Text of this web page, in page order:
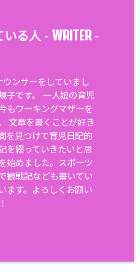
いる人 - WRITER-
ウンサーをしていまし
子です。 一人娘の育児
もワーキングマザーを
文章を書くことが好き
を見つけて育児日記的
を綴っていきたいと思
始めました。スポーツ
観戦記なども書いてい
ます。よろしくお願い